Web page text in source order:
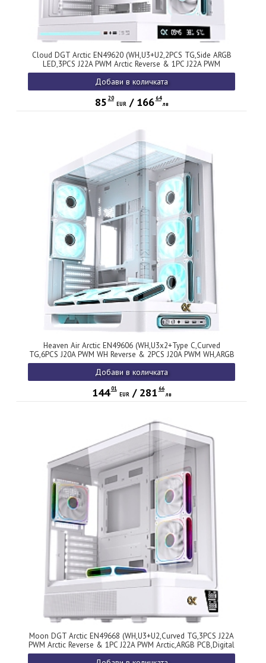
Cloud DGT Arctic EN49620 (WH,U3+U2,2PCS TG,Side ARGB
LED,3PCS J22A PWM Arctic Reverse & 1PC J22A PWM
Arctic,ARGB PCB,Digital LCD)
Добави в количката
85 20
EUR/ 166 64
лв
Heaven Air Arctic EN49606 (WH,U3x2+Type C,Curved
TG,6PCS J20A PWM WH Reverse & 2PCS J20A PWM WH,ARGB
& PWM Remote Control Box)
Добави в количката
144 01
EUR/ 281 66
лв
Moon DGT Arctic EN49668 (WH,U3+U2,Curved TG,3PCS J22A
PWM Arctic Reverse & 1PC J22A PWM Arctic,ARGB PCB,Digital
LCD)